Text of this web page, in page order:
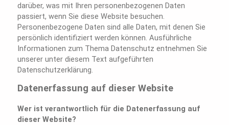
darüber, was mit Ihren personenbezogenen Daten
passiert, wenn Sie diese Website besuchen.
Personenbezogene Daten sind alle Daten, mit denen Sie
persönlich identifiziert werden können. Ausführliche
Informationen zum Thema Datenschutz entnehmen Sie
unserer unter diesem Text aufgeführten
Datenschutzerklärung.
Datenerfassung auf dieser Website
Wer ist verantwortlich für die Datenerfassung auf
dieser Website?